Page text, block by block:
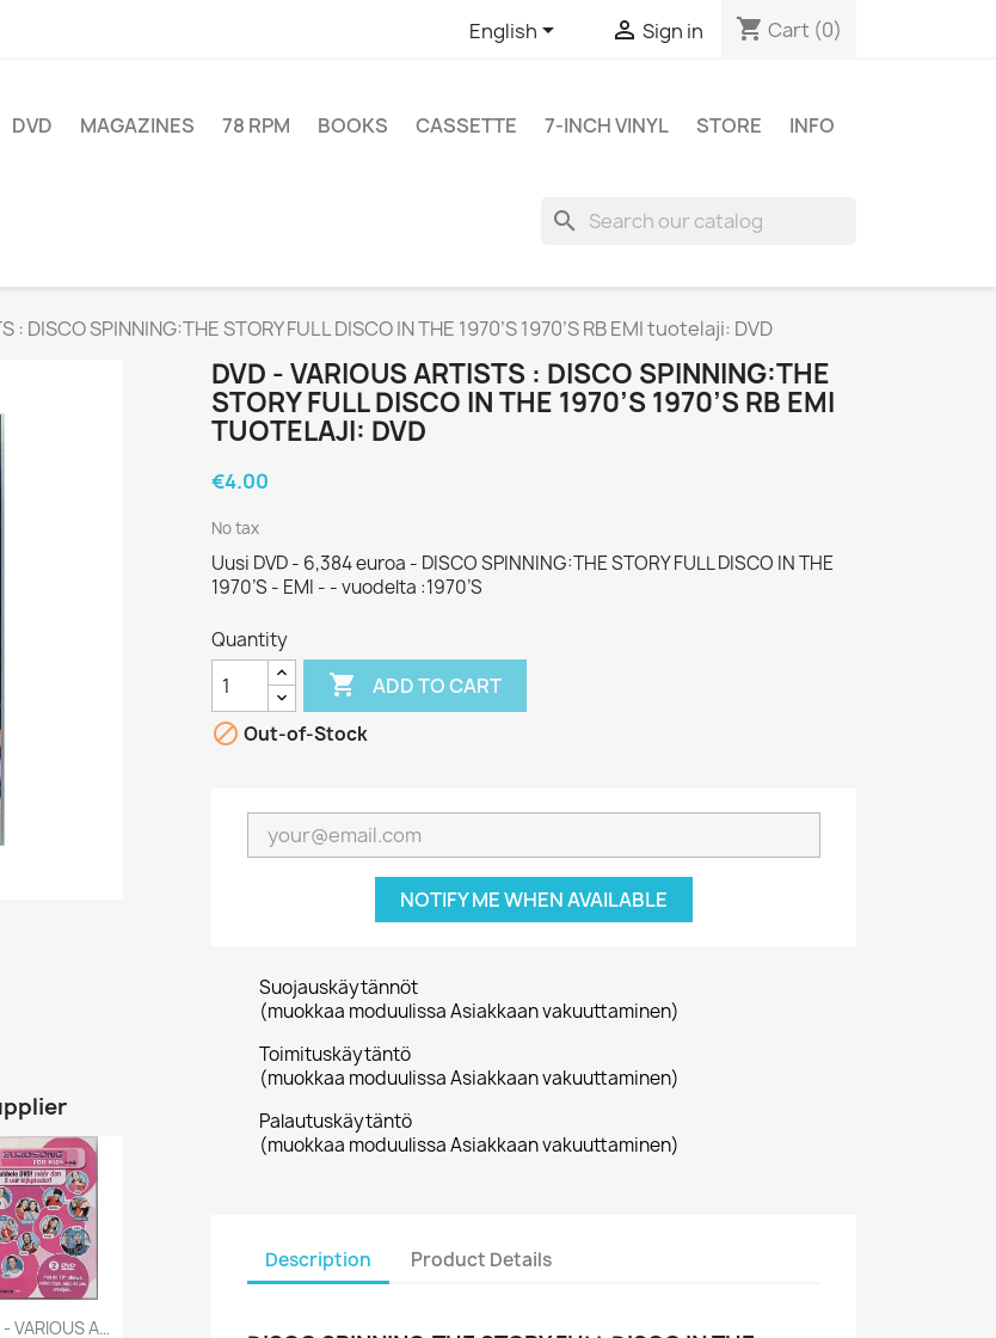
English  Sign in shopping_cart Cart (0)
DVD MAGAZINES 78 RPM BOOKS CASSETTE 7-INCH VINYL STORE
INFO
search
: DISCO SPINNING:THE STORY FULL DISCO IN THE 1970’S 1970’S RB EMI tuotelaji: DVD
DVD - VARIOUS ARTISTS : EUROSONG FOR KIDS...
DVD - VARIOUS ARTISTS : DISCO SPINNING:THE
STORY FULL DISCO IN THE 1970’S 1970’S RB EMI
TUOTELAJI: DVD
€4.00
No tax
Uusi DVD - 6,384 euroa - DISCO SPINNING:THE STORY FULL DISCO IN THE
1970’S - EMI - - vuodelta :1970’S
Quantity
 ADD TO CART
 Out-of-Stock
NOTIFY ME WHEN AVAILABLE
Suojauskäytännöt
(muokkaa moduulissa Asiakkaan vakuuttaminen)
Toimituskäytäntö
(muokkaa moduulissa Asiakkaan vakuuttaminen)
Palautuskäytäntö
(muokkaa moduulissa Asiakkaan vakuuttaminen)
Description Product Details